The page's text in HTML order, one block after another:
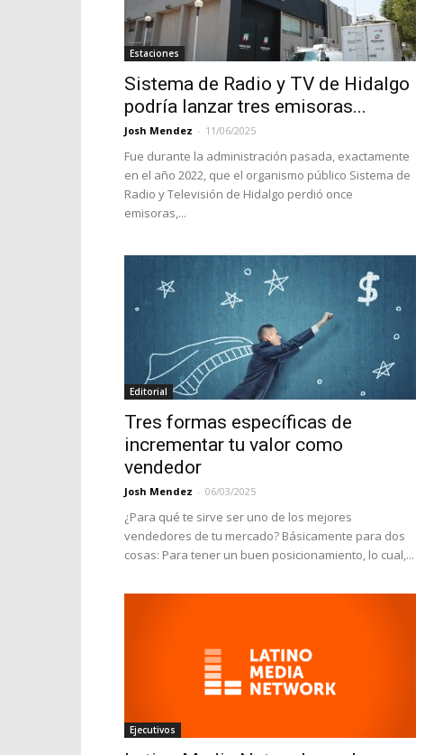
Estaciones
Sistema de Radio y TV de Hidalgo
podría lanzar tres emisoras...
Josh Mendez - 11/06/2025
Fue durante la administración pasada, exactamente
en el año 2022, que el organismo público Sistema de
Radio y Televisión de Hidalgo perdió once
emisoras,...
Editorial
Tres formas específicas de
incrementar tu valor como
vendedor
Josh Mendez - 06/03/2025
¿Para qué te sirve ser uno de los mejores
vendedores de tu mercado? Básicamente para dos
cosas: Para tener un buen posicionamiento, lo cual,...
Ejecutivos